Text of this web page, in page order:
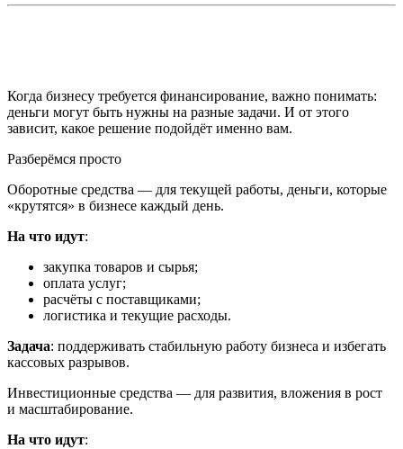
Когда бизнесу требуется финансирование, важно понимать:
деньги могут быть нужны на разные задачи. И от этого
зависит, какое решение подойдёт именно вам.
Разберёмся просто
Оборотные средства — для текущей работы, деньги, которые
«крутятся» в бизнесе каждый день.
На что идут:
закупка товаров и сырья;
оплата услуг;
расчёты с поставщиками;
логистика и текущие расходы.
Задача: поддерживать стабильную работу бизнеса и избегать
кассовых разрывов.
Инвестиционные средства — для развития, вложения в рост
и масштабирование.
На что идут: